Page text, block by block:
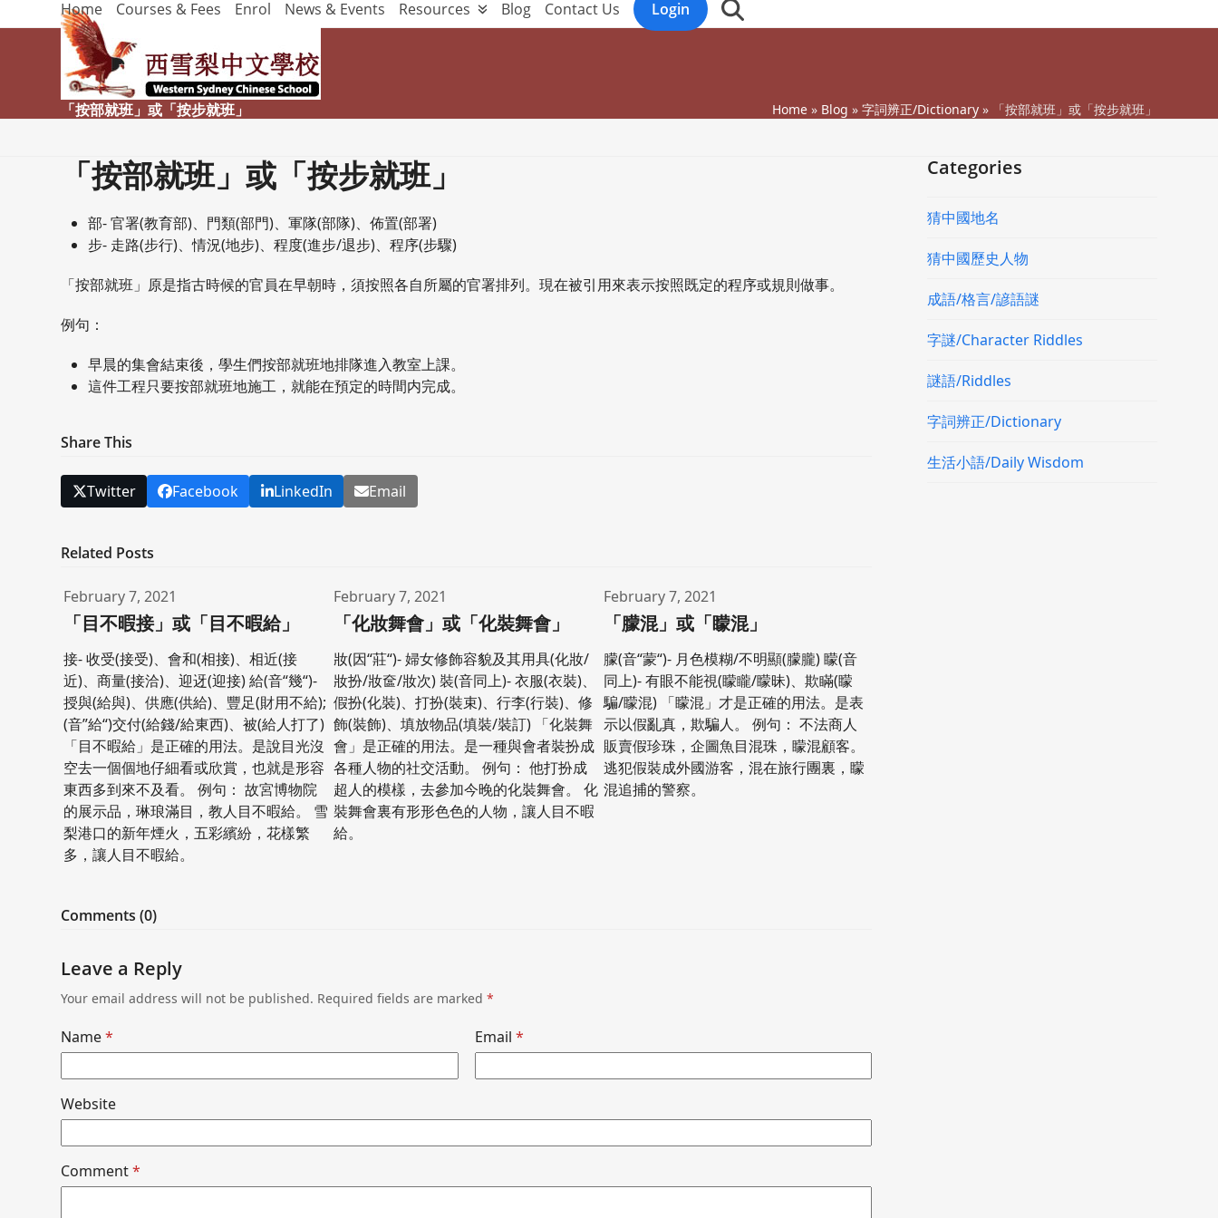
to
Home Courses & Fees Enrol News & Events Resources Blog Contact Us Login
「按部就班」或「按步就班」 Home» Blog » 字詞辨正/Dictionary» 「按部就班」或「按步就班」
「按部就班」或「按步就班」
部- 官署(教育部)、門類(部門)、軍隊(部隊)、佈置(部署)
步- 走路(步行)、情況(地步)、程度(進步/退步)、程序(步驟)
「按部就班」原是指古時候的官員在早朝時，須按照各自所屬的官署排列。現在被引用來表示按照既定的程序或規則做事。
例句：
早晨的集會結束後，學生們按部就班地排隊進入教室上課。
這件工程只要按部就班地施工，就能在預定的時間内完成。
Share This
Twitter Facebook LinkedIn Email
Related Posts
February 7, 2021
「目不暇接」或「目不暇給」
接- 收受(接受)、會和(相接)、相近(接
近)、商量(接洽)、迎迓(迎接) 給(音“幾“)-
授與(給與)、供應(供給)、豐足(財用不給);
(音”給“)交付(給錢/給東西)、被(給人打了)
「目不暇給」是正確的用法。是說目光沒
空去一個個地仔細看或欣賞，也就是形容
東西多到來不及看。 例句： 故宮博物院
的展示品，琳琅滿目，教人目不暇給。 雪
梨港口的新年煙火，五彩繽紛，花樣繁
多，讓人目不暇給。
February 7, 2021
「化妝舞會」或「化裝舞會」
妝(因“莊“)- 婦女修飾容貌及其用具(化妝/
妝扮/妝奩/妝次) 裝(音同上)- 衣服(衣裝)、
假扮(化裝)、打扮(裝束)、行李(行裝)、修
飾(裝飾)、填放物品(填裝/裝訂) 「化裝舞
會」是正確的用法。是一種與會者裝扮成
各種人物的社交活動。 例句： 他打扮成
超人的模樣，去參加今晚的化裝舞會。 化
裝舞會裏有形形色色的人物，讓人目不暇
給。
February 7, 2021
「朦混」或「矇混」
朦(音“蒙“)- 月色模糊/不明顯(朦朧) 矇(音
同上)- 有眼不能視(矇矓/矇昧)、欺瞞(矇
騙/矇混) 「矇混」才是正確的用法。是表
示以假亂真，欺騙人。 例句： 不法商人
販賣假珍珠，企圖魚目混珠，矇混顧客。
逃犯假裝成外國游客，混在旅行團裏，矇
混追捕的警察。
Comments (0)
Leave a Reply
Your email address will not be published. Required fields are marked*
Name* Email *
Website
Comment*
Categories
猜中國地名
猜中國歷史人物
成語/格言/諺語謎
字謎/Character Riddles
謎語/Riddles
字詞辨正/Dictionary
生活小語/Daily Wisdom